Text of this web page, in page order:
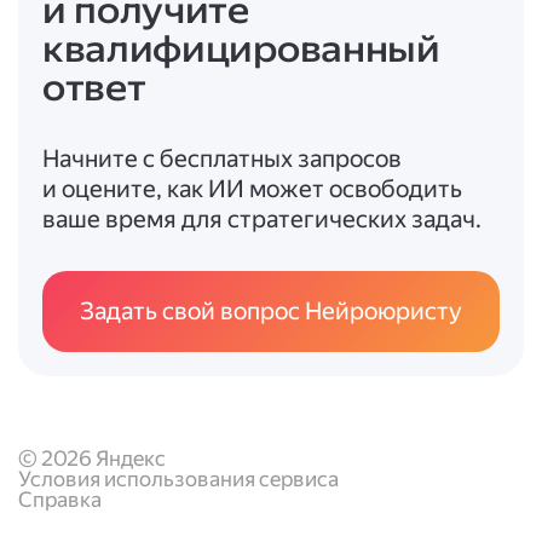
(лично, по электронной почте и т. д.).
4. Чего избегать:
обвинений в адрес коллег.
Откровенных оправданий и
перекладывания вины.
Непроверенной или ложной информации.
Слишком длинных и запутанных
Пропуска обязательных элементов
структуры (шапки, подписи и т. п.).
и получите
квалифицированный
ответ
Начните с бесплатных запросов
и оцените, как ИИ может освободить
ваше время для стратегических задач.
Задать свой вопрос Нейроюристу
© 2026 Яндекс
Условия использования сервиса
Справка